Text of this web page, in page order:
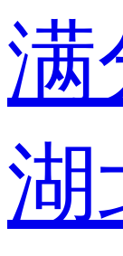
满
湖